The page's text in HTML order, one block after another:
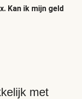
Kan ik mijn geld
met